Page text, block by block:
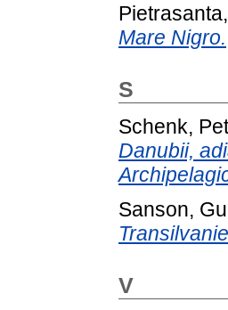
Mare Nigro.
S
Schenk,
Danubii,
Sanson,
V